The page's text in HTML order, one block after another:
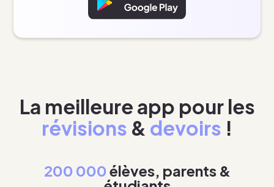
La meilleure app pour les
révisions & devoirs !
200 000élèves, parents &